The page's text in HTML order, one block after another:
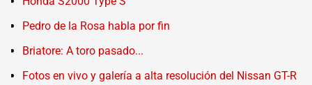
Pedro de la Rosa habla por fin
Briatore: A toro pasado...
Fotos en vivo y galería a alta resolución del Nissan GT-R